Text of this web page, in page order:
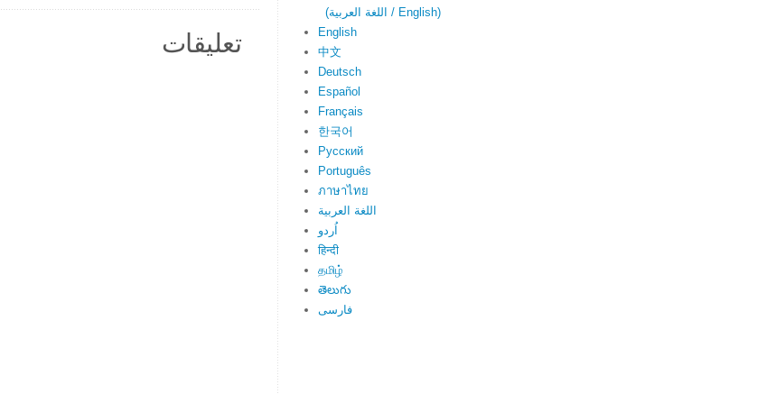
تعليقات
(اللغة العربية / English)
English
中文
Deutsch
Español
Français
한국어
Русский
Português
ภาษาไทย
اللغة العربية
اُردو
हिन्दी
தமிழ்
తెలుగు
فارسی